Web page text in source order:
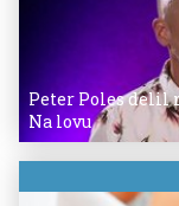
Peter Poles delil
Na lovu